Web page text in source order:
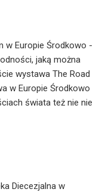
w Europie Środkowo -
jaką można
wystawa The Road
w Europie Środkowo
świata też nie nie
Diecezjalna w